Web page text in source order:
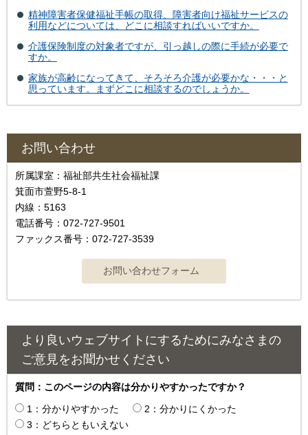
精神障害者保健福祉手帳の取得、障害者向け福祉サービスの
利用などについては、どこに相談すればいいですか。
介護保険制度の対象者ですが、引っ越しの際に手続が必要で
すか。
家族が高齢になってきて、そろそろ介護が必要かな・・・と
思っています。まずどこに相談するのでしょうか。
お問い合わせ
所属課室：福祉部共生社会福祉課
箕面市萱野5-8-1
内線：5163
電話番号：072-727-9501
ファックス番号：072-727-3539
より良いウェブサイトにするためにみなさまの
ご意見をお聞かせください
質問：このページの内容は分かりやすかったですか？
1：分かりやすかった
2：分かりにくかった
3：どちらともいえない